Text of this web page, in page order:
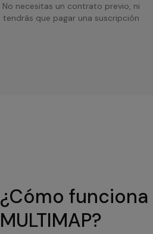
No necesitas un contrato previo, ni
tendrás que pagar una suscripción
¿Cómo funciona
MULTIMAP?